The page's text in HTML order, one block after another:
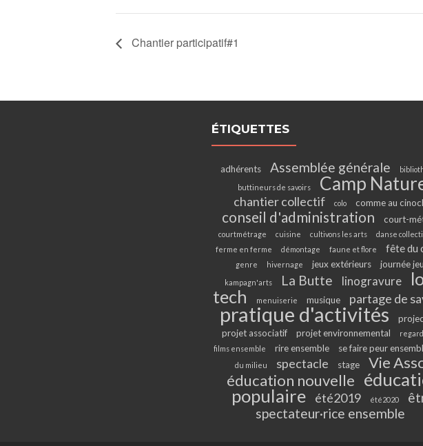
Chantier participatif#1
ÉTIQUETTES
adhérents Assemblée générale
buttineurs de savoirs
Camp
chantier collectif colo comme au
conseil d'administration court-
courtmétrage cuisine cultivons les arts danse
ferme en ferme
démontage faune et flore fête du
genre hivernage jeux extérieurs journée
kampagn'arts La Butte linogravure
tech
menuiserie musique partage de
pratique d'activités
projet associatif
projet environnemental
films ensemble
rire ensemble se faire peur
du milieu
spectacle stage
Vie
éducation nouvelle
populaire
été2019 été2020
spectateur·rice ensemble